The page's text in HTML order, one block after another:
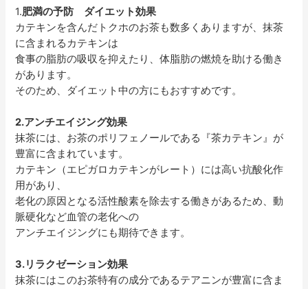
1.肥満の予防 ダイエット効果
カテキンを含んだトクホのお茶も数多くありますが、抹茶
に含まれるカテキンは
食事の脂肪の吸収を抑えたり、体脂肪の燃焼を助ける働き
があります。
そのため、ダイエット中の方にもおすすめです。
2.アンチエイジング効果
抹茶には、お茶のポリフェノールである『茶カテキン』が
豊富に含まれています。
カテキン（エピガロカテキンがレート）には高い抗酸化作
用があり、
老化の原因となる活性酸素を除去する働きがあるため、動
脈硬化など血管の老化への
アンチエイジングにも期待できます。
3.リラクゼーション効果
抹茶にはこのお茶特有の成分であるテアニンが豊富に含ま